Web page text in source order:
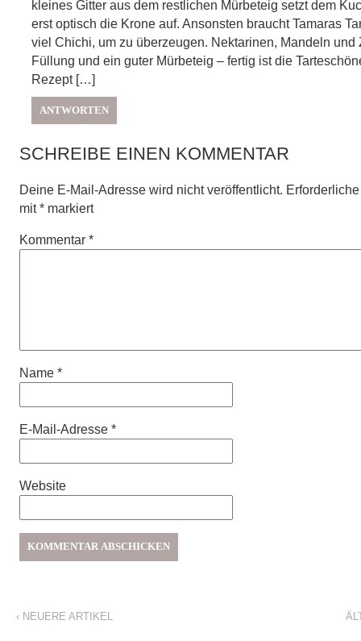
kleines Gitter aus dem restlichen Mürbeteig setzt dem
erst optisch die Krone auf. Ansonsten braucht Tamaras
viel Chichi, um zu überzeugen. Nektarinen, Mandeln und
Füllung und ein guter Mürbeteig – fertig ist die
Rezept […]
ANTWORTEN
SCHREIBE EINEN KOMMENTAR
Deine E-Mail-Adresse wird nicht veröffentlicht.
mit*markiert
Kommentar *
Name *
E-Mail-Adresse *
Website
‹NEUERE ARTIKEL